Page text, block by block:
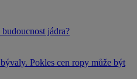
jádra?
Pokles cen ropy může být